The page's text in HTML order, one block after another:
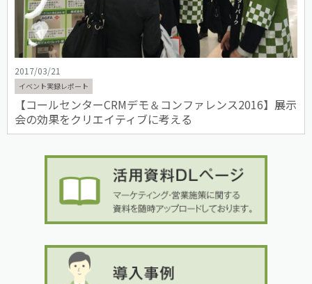
2017/03/21
イベント実録レポート
【コールセンターCRMデモ＆コンファレンス2016】展示
会の効果をクリエイティブに考える